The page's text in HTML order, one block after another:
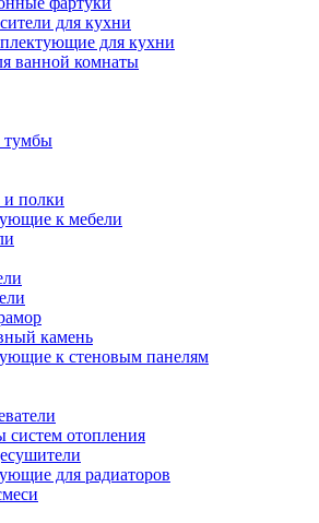
для кухни
для кухни
ванной комнаты
полки
к мебели
камень
к стеновым панелям
систем отопления
для радиаторов